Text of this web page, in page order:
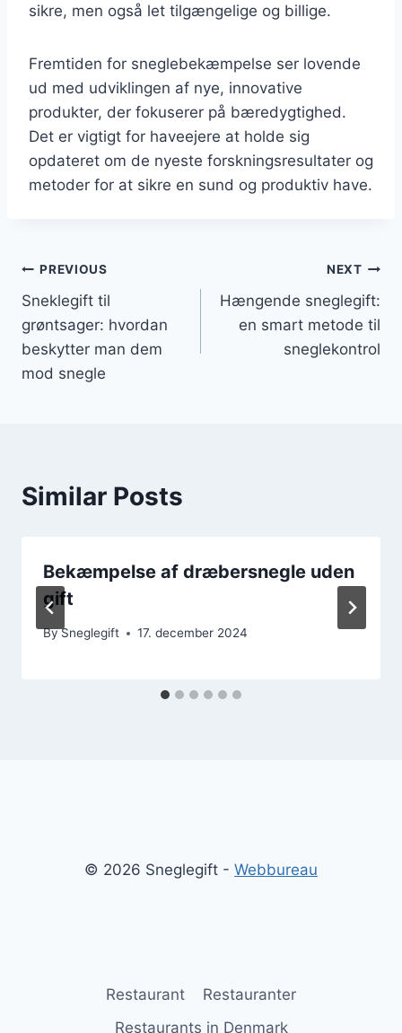
sikre, men også let tilgængelige og billige.
Fremtiden for sneglebekæmpelse ser lovende
ud med udviklingen af nye, innovative
produkter, der fokuserer på bæredygtighed.
Det er vigtigt for haveejere at holde sig
opdateret om de nyeste forskningsresultater og
metoder for at sikre en sund og produktiv have.
Indlægsnavigation
PREVIOUS
Sneklegift til
grøntsager: hvordan
beskytter man dem
mod snegle
NEXT
Hængende sneglegift:
en smart metode til
sneglekontrol
Similar Posts
Bekæmpelse af dræbersnegle uden
gift
BySneglegift 17. december 2024
© 2026 Sneglegift - Webbureau
Restaurant
Restauranter
Restaurants in Denmark